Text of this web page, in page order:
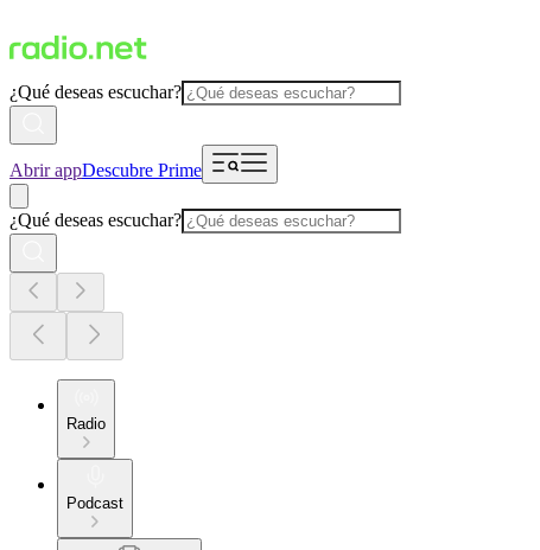
¿Qué deseas escuchar?
Abrir appDescubre Prime
¿Qué deseas escuchar?
Radio
Podcast